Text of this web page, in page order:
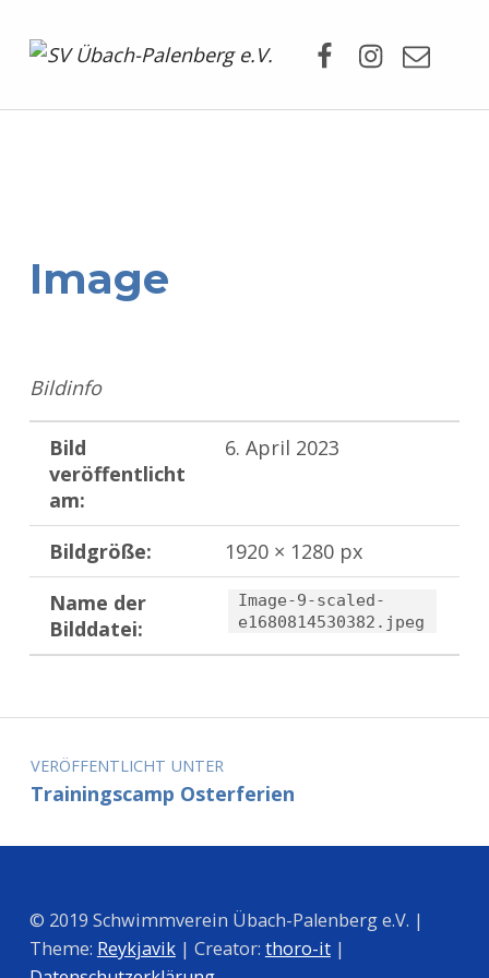
Image
Bildinfo
Bild
veröffentlicht
am:
6. April 2023
Bildgröße:
1920 × 1280 px
Name der
Bilddatei:
Image-9-scaled-
e1680814530382.jpeg
Zurück zur Hauptnavigation springen
Beitragsnavigation
VERÖFFENTLICHT UNTER
Trainingscamp Osterferien
© 2019 Schwimmverein Übach-Palenberg e.V. |
Theme: Reykjavik| Creator: thoro-it|